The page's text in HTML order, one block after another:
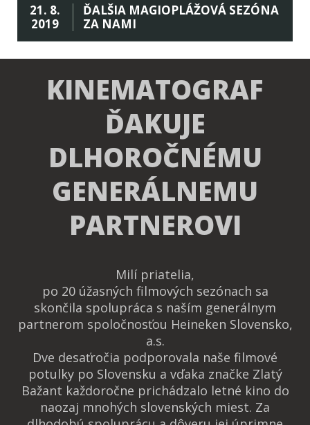
21. 8.
2019
ĎALŠIA MAGIOPLÁŽOVÁ SEZÓNA
ZA NAMI
KINEMATOGRAF
ĎAKUJE
DLHOROČNÉMU
GENERÁLNEMU
PARTNEROVI
Milí priatelia,
po 20 úžasných filmových sezónach sa
skončila spolupráca s naším generálnym
partnerom spoločnosťou Heineken Slovensko,
a.s.
Dve desaťročia podporovala naše filmové
potulky po Slovensku a vďaka značke Zlatý
Bažant každoročne prichádzalo letné kino do
naozaj mnohých slovenských miest. Za